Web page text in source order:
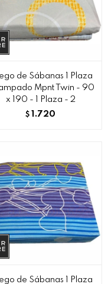
de Sábanas 1 Plaza
Mpnt Twin - 90
x 190 - 1 Plaza - 2
$ 1.720
de Sábanas 1 Plaza